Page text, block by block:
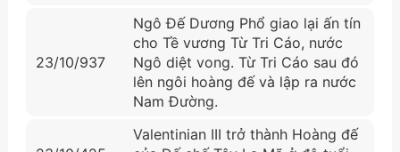
23/10/937
Ngô Đế Dương Phổ giao lại ấn tín
cho Tề vương Từ Tri Cáo, nước
Ngô diệt vong. Từ Tri Cáo sau đó
lên ngôi hoàng đế và lập ra nước
Nam Đường.
Valentinian III trở thành Hoàng đế